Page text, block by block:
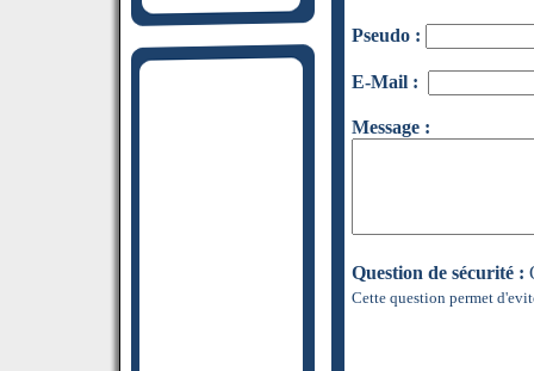
Pseudo :
E-Mail :
Message :
Question de sécurité :
Cette question permet